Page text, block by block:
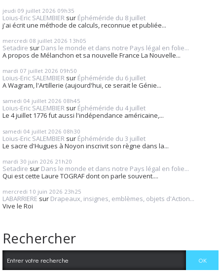
jeudi 09 juillet 2026 09h35
Loius-Eric SALEMBIER sur Éphéméride du 8 juillet
j'ai écrit une méthode de calculs, reconnue et publiée...
mercredi 08 juillet 2026 13h05
Setadire sur Dans le monde et dans notre Pays légal en folie...
A propos de Mélanchon et sa nouvelle France La Nouvelle...
mardi 07 juillet 2026 09h50
Loius-Eric SALEMBIER sur Éphéméride du 6 juillet
A Wagram, l'Artillerie (aujourd'hui, ce serait le Génie...
samedi 04 juillet 2026 08h45
Loius-Eric SALEMBIER sur Éphéméride du 4 juillet
Le 4 juillet 1776 fut aussi l'indépendance américaine,...
samedi 04 juillet 2026 08h30
Loius-Eric SALEMBIER sur Éphéméride du 3 juillet
Le sacre d'Hugues à Noyon inscrivit son règne dans la...
mardi 30 juin 2026 21h20
Setadire sur Dans le monde et dans notre Pays légal en folie...
Qui est cette Laure TOGRAF dont on parle souvent....
mercredi 10 juin 2026 23h25
LABARRIERE sur Drapeaux, insignes, emblèmes, objets d'Action...
Vive le Roi
Rechercher